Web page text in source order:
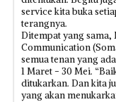
service kita buka
terangnya.
Ditempat yang
Communication
semua tenan yang
1 Maret - 30 Mei.
ditukarkan. Dan kita
yang akan